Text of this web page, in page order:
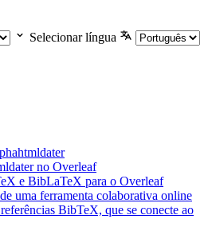
Selecionar língua
no Overleaf
e BibLaTeX para o Overleaf
uma ferramenta colaborativa online
BibTeX, que se conecte ao